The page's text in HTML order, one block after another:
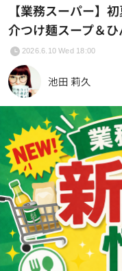
【業務スーパー】
介つけ麺スープ＆
2026.6.10 Wed 18:00
池田 莉久